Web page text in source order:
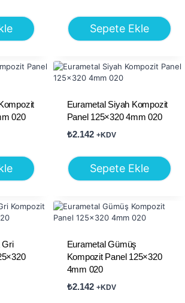
Sepete Ekle
020
Eurametal Siyah Kompozit
Panel 125×320 4mm 020
₺2.142 +KDV
Sepete Ekle
Gri
Eurametal Gümüş
Kompozit Panel 125×320
4mm 020
₺2.142 +KDV